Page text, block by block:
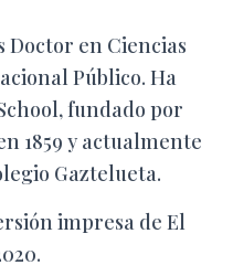
Doctor en Ciencias
Público. Ha
fundado por
1859 y actualmente
Gaztelueta.
impresa de El